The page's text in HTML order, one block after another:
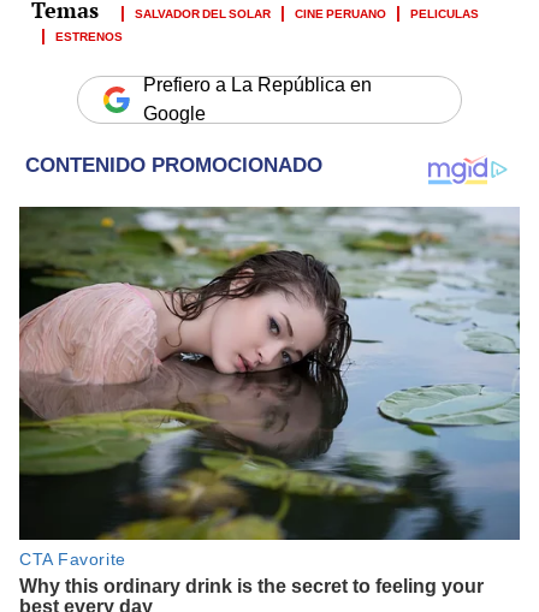
SALVADOR DEL SOLAR CINE PERUANO
PELICULAS
ESTRENOS
Prefiero a La República en
Google